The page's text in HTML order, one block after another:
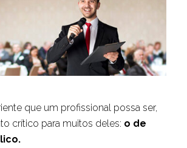
que um profissional possa ser,
crítico para muitos deles: o de